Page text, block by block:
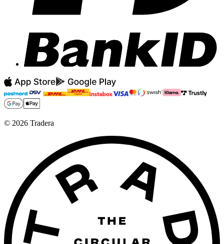
© 2026 Tradera